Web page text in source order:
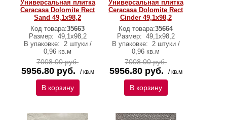
Универсальная плитка
Ceracasa Dolomite Rect
Sand 49,1x98,2
Код товара:35663
Размер: 49,1x98,2
В упаковке: 2 штуки /
0,96 кв.м
7008.00 руб.
5956.80 руб. / кв.м
В корзину
Универсальная плитка
Ceracasa Dolomite Rect
Cinder 49,1x98,2
Код товара:35664
Размер: 49,1x98,2
В упаковке: 2 штуки /
0,96 кв.м
7008.00 руб.
5956.80 руб. / кв.м
В корзину